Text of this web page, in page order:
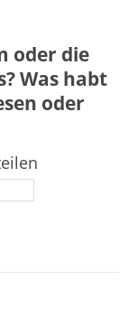
oder die
Was habt
oder